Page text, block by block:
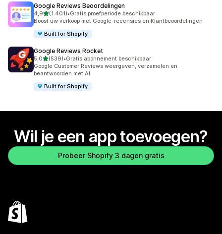
Google Reviews Beoordelingen
4,9van 5 sterren
(1.401)
1401 recensies in totaal
•Gratis proefperiode beschikbaar
Boost uw verkoop met Google-recensies en Klantbeoordelingen
Built for Shopify
Google Reviews Rocket
5,0van 5 sterren
(539)
539 recensies in totaal
•Gratis abonnement beschikbaar
Google Customer Reviews weergeven, verzamelen en
beantwoorden met AI.
Built for Shopify
Wil je een app toevoegen?
Probeer Shopify 3 dagen gratis